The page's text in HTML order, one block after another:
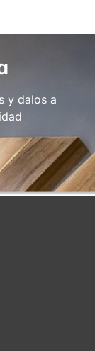
y dalos a